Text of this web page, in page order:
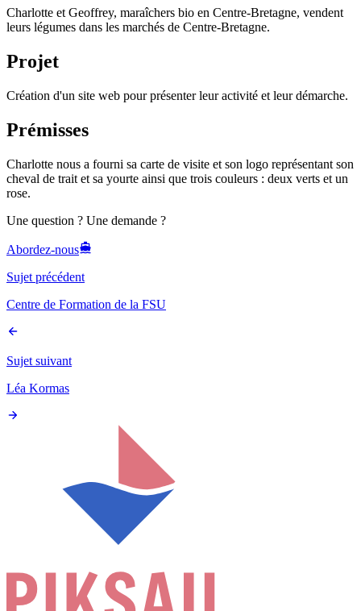
Charlotte et Geoffrey, maraîchers bio en Centre-Bretagne, vendent
leurs légumes dans les marchés de Centre-Bretagne.
Projet
Création d'un site web pour présenter leur activité et leur démarche.
Prémisses
Charlotte nous a fourni sa carte de visite et son logo représentant son
cheval de trait et sa yourte ainsi que trois couleurs : deux verts et un
rose.
Une question ? Une demande ?
Abordez-nous
Sujet précédent
Centre de Formation de la FSU
Sujet suivant
Léa Kormas